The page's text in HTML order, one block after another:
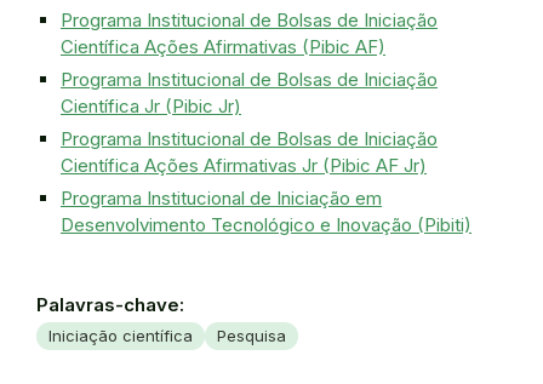
Programa Institucional de Bolsas de Iniciação
Científica Ações Afirmativas (Pibic AF)
Programa Institucional de Bolsas de Iniciação
Científica Jr (Pibic Jr)
Programa Institucional de Bolsas de Iniciação
Científica Ações Afirmativas Jr (Pibic AF Jr)
Programa Institucional de Iniciação em
Desenvolvimento Tecnológico e Inovação (Pibiti)
Palavras-chave:
Iniciação científica Pesquisa